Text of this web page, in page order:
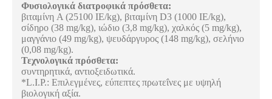
Φυσιολογικά διατροφικά πρόσθετα:
βιταμίνη A (25100 IE/kg), βιταμίνη D3 (1000 IE/kg),
σίδηρο (38 mg/kg), ιώδιο (3,8 mg/kg), χαλκός (5 mg/kg),
μαγγάνιο (49 mg/kg), ψευδάργυρος (148 mg/kg), σελήνιο
(0,08 mg/kg).
Τεχνολογικά πρόσθετα:
συντηρητικά, αντιοξειδωτικά.
*L.I.P.: Επιλεγμένες, εύπεπτες πρωτεΐνες με υψηλή
βιολογική αξία.